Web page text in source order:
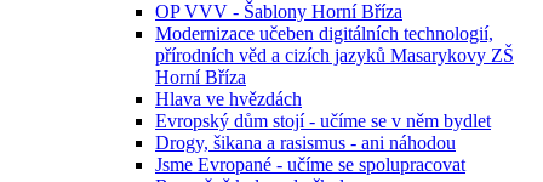
OP VVV - Šablony Horní Bříza
Modernizace učeben digitálních technologií,
přírodních věd a cizích jazyků Masarykovy ZŠ
Horní Bříza
Hlava ve hvězdách
Evropský dům stojí - učíme se v něm bydlet
Drogy, šikana a rasismus - ani náhodou
Jsme Evropané - učíme se spolupracovat